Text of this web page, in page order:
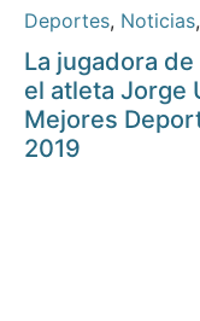
Deportes, Noticias,
La jugadora
el atleta Jorge
Mejores
2019